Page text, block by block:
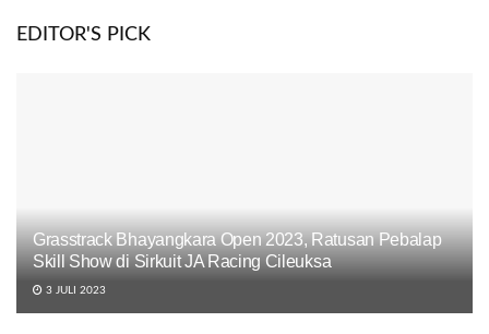
EDITOR'S PICK
Grasstrack Bhayangkara Open 2023, Ratusan Pebalap
Skill Show di Sirkuit JA Racing Cileuksa
3 JULI 2023